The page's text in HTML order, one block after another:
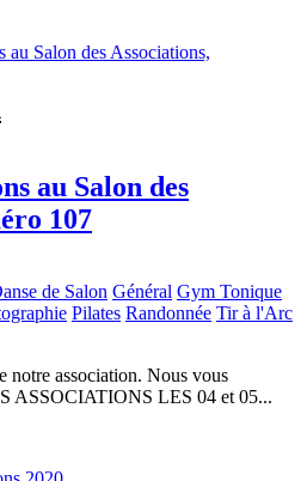
au Salon des
107
de Salon Général Gym Tonique
Pilates Randonnée Tir à l'Arc
notre association. Nous vous
ASSOCIATIONS LES 04 et 05...